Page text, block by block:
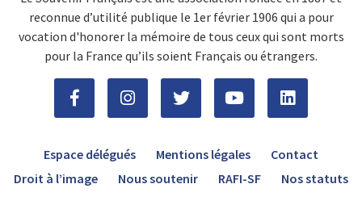
reconnue d’utilité publique le 1er février 1906 qui a pour
vocation d'honorer la mémoire de tous ceux qui sont morts
pour la France qu’ils soient Français ou étrangers.
Espace délégués Mentions légales
Contact
Droit à l’image
Nous soutenir RAFI-SF Nos statuts